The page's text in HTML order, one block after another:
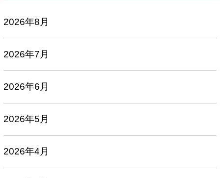
2026年8月
2026年7月
2026年6月
2026年5月
2026年4月